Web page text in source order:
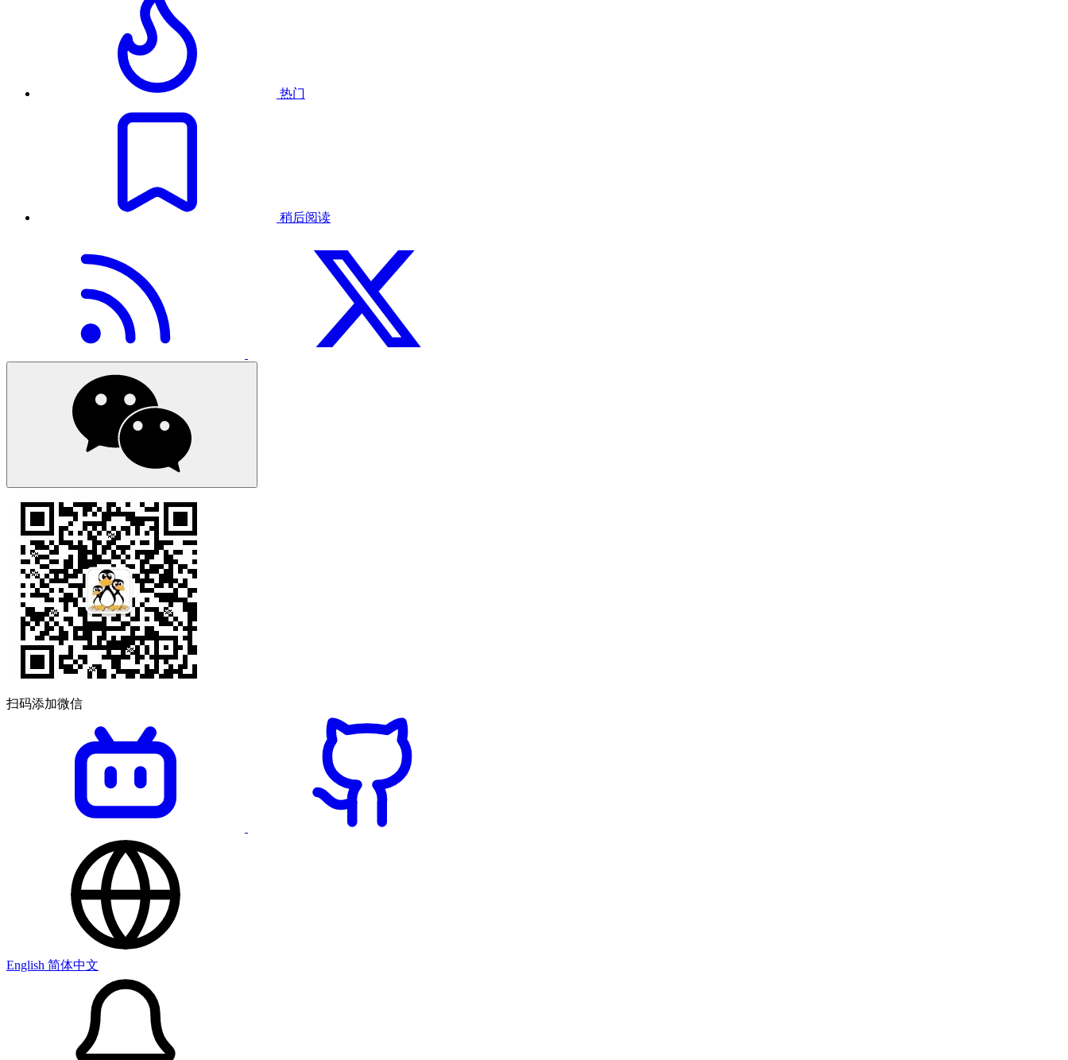
热门
稍后阅读
扫码添加微信
English 简体中文